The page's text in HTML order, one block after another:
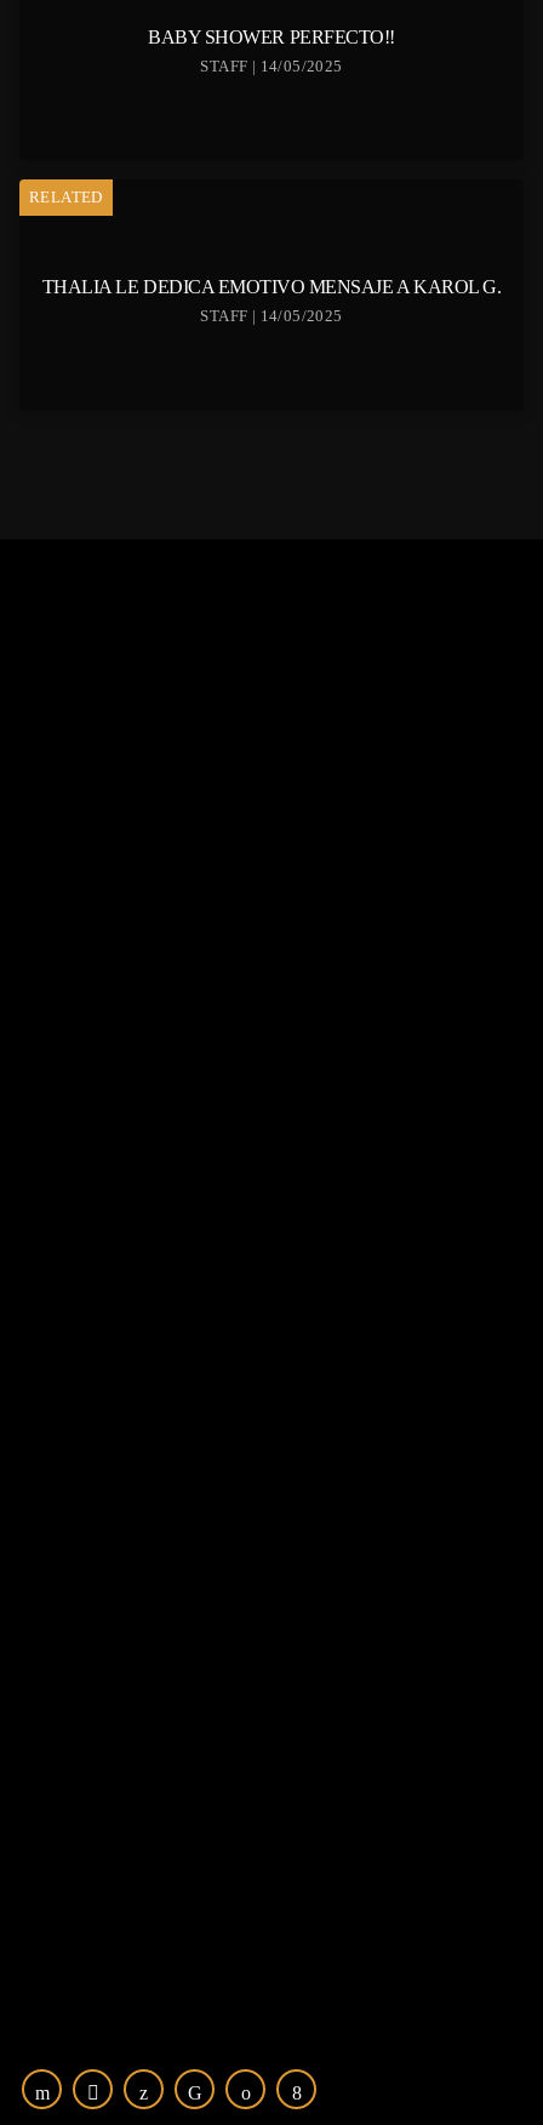
BABY SHOWER PERFECTO!!
STAFF | 14/05/2025
RELATED
THALIA LE DEDICA EMOTIVO MENSAJE A KAROL G.
STAFF | 14/05/2025